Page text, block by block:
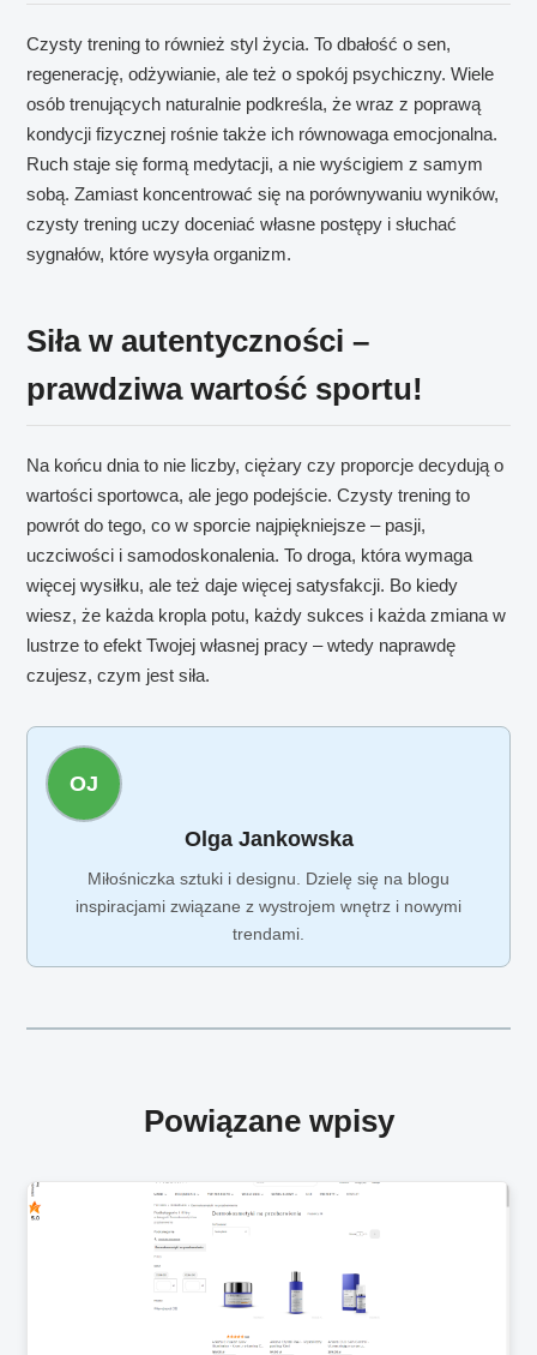
Czysty trening to również styl życia. To dbałość o sen,
regenerację, odżywianie, ale też o spokój psychiczny. Wiele
osób trenujących naturalnie podkreśla, że wraz z poprawą
kondycji fizycznej rośnie także ich równowaga emocjonalna.
Ruch staje się formą medytacji, a nie wyścigiem z samym
sobą. Zamiast koncentrować się na porównywaniu wyników,
czysty trening uczy doceniać własne postępy i słuchać
sygnałów, które wysyła organizm.
Siła w autentyczności –
prawdziwa wartość sportu!
Na końcu dnia to nie liczby, ciężary czy proporcje decydują o
wartości sportowca, ale jego podejście. Czysty trening to
powrót do tego, co w sporcie najpiękniejsze – pasji,
uczciwości i samodoskonalenia. To droga, która wymaga
więcej wysiłku, ale też daje więcej satysfakcji. Bo kiedy
wiesz, że każda kropla potu, każdy sukces i każda zmiana w
lustrze to efekt Twojej własnej pracy – wtedy naprawdę
czujesz, czym jest siła.
OJ
Olga Jankowska
Miłośniczka sztuki i designu. Dzielę się na blogu
inspiracjami związane z wystrojem wnętrz i nowymi
trendami.
Powiązane wpisy